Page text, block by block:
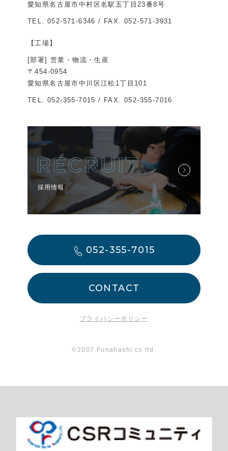
愛知県名古屋市中村区名駅五丁目23番8号
TEL. 052-571-6346 / FAX. 052-571-3931
【工場】
[部署] 営業・物流・生産
〒454-0954
愛知県名古屋市中川区江松1丁目101
TEL. 052-355-7015 / FAX. 052-355-7016
採用情報
052-355-7015
CONTACT
プライバシーポリシー
©2007 Funahashi co ltd.